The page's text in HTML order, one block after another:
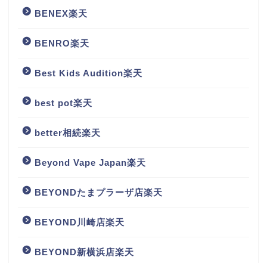
BENEX楽天
BENRO楽天
Best Kids Audition楽天
best pot楽天
better相続楽天
Beyond Vape Japan楽天
BEYONDたまプラーザ店楽天
BEYOND川崎店楽天
BEYOND新横浜店楽天